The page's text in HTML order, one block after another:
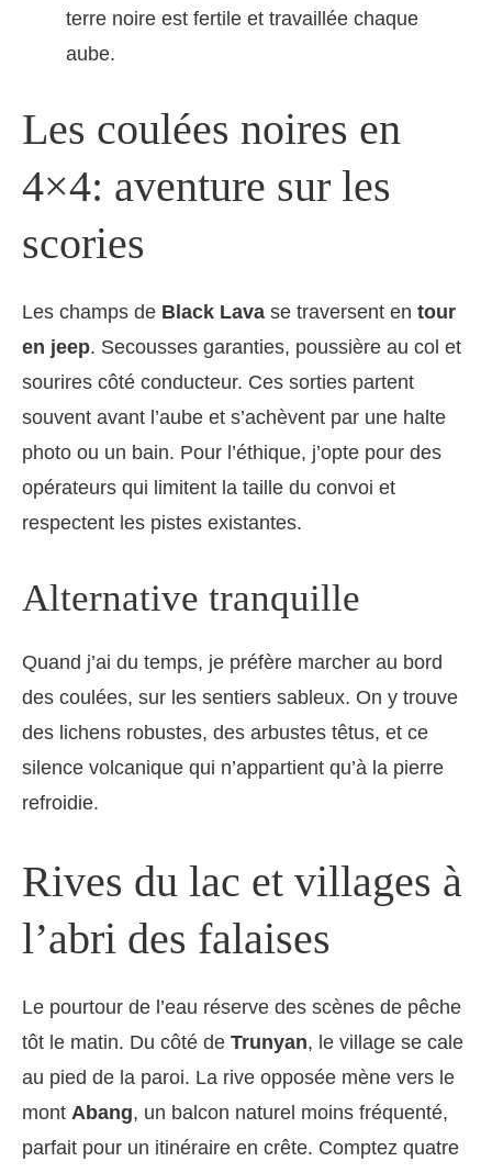
terre noire est fertile et travaillée chaque
aube.
Les coulées noires en
4×4: aventure sur les
scories
Les champs de Black Lava se traversent en tour
en jeep. Secousses garanties, poussière au col et
sourires côté conducteur. Ces sorties partent
souvent avant l’aube et s’achèvent par une halte
photo ou un bain. Pour l’éthique, j’opte pour des
opérateurs qui limitent la taille du convoi et
respectent les pistes existantes.
Alternative tranquille
Quand j’ai du temps, je préfère marcher au bord
des coulées, sur les sentiers sableux. On y trouve
des lichens robustes, des arbustes têtus, et ce
silence volcanique qui n’appartient qu’à la pierre
refroidie.
Rives du lac et villages à
l’abri des falaises
Le pourtour de l’eau réserve des scènes de pêche
tôt le matin. Du côté de Trunyan, le village se cale
au pied de la paroi. La rive opposée mène vers le
mont Abang, un balcon naturel moins fréquenté,
parfait pour un itinéraire en crête. Comptez quatre